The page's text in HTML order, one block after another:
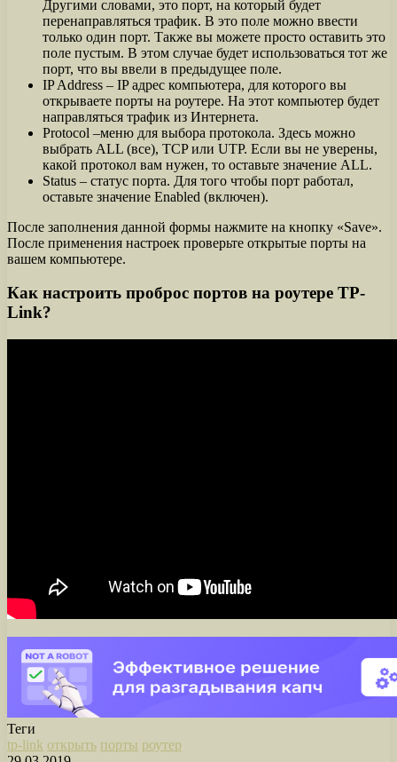
Другими словами, это порт, на который будет
перенаправляться трафик. В это поле можно ввести
только один порт. Также вы можете просто оставить это
поле пустым. В этом случае будет использоваться тот же
порт, что вы ввели в предыдущее поле.
IP Address – IP адрес компьютера, для которого вы
открываете порты на роутере. На этот компьютер будет
направляться трафик из Интернета.
Protocol –меню для выбора протокола. Здесь можно
выбрать ALL (все), TCP или UTP. Если вы не уверены,
какой протокол вам нужен, то оставьте значение ALL.
Status – статус порта. Для того чтобы порт работал,
оставьте значение Enabled (включен).
После заполнения данной формы нажмите на кнопку «Save».
После применения настроек проверьте открытые порты на
вашем компьютере.
Как настроить проброс портов на роутере TP-
Link?
Теги
tp-link открыть порты роутер